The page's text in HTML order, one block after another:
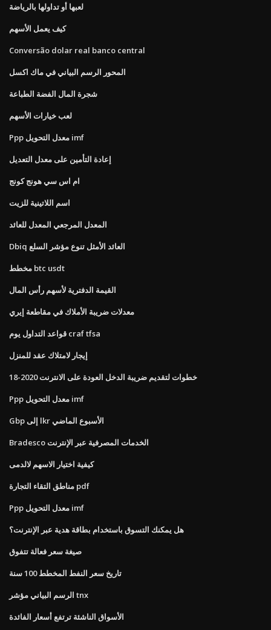
لعبها أو تداولها بالرياضة
كيف يعمل الأسهم
Conversão dolar real banco central
المحور الرسم البياني في ماك اكسل
شجرة المال الفضة الطباعة
لعب خيارات الأسهم
Ppp معدل التحويل imf
إعادة التأمين على معدل التعديل
ام اس سي هونج كونج
اسم اللاتينية للزيت
المعدل المرجعي المعدل للعائد
Dbiq العائد الأمثل تنوع مؤشر السلع
مخطط btc usdt
القيمة الدفترية لأسهم رأس المال
معدلات ضريبة الأملاك في مقاطعة إيري
قواعد التداول يوم craf tfsa
إيجار لامتلاك عقد للمنزل
خطوات لتقديم ضريبة الدخل العودة على الانترنت 2020-18
Ppp معدل التحويل imf
Gbp إلى lkr الأسبوع الماضي
Bradesco الخدمات المصرفية عبر الإنترنت
كيفية اختيار الاسهم لالدمى
مناطق التقاء التجارة pdf
Ppp معدل التحويل imf
هل يمكنك التسوق باستخدام بطاقة هدية عبر الإنترنت؟
صيغة سعر فعالة تتفوق
تاريخ سعر النفط المخطط 100 سنة
الرسم البياني مؤشر tnx
الأسواق الناشئة ترتفع أسعار الفائدة